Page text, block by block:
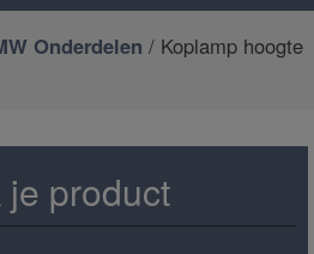
Onderdelen / Koplamp hoogte
je product